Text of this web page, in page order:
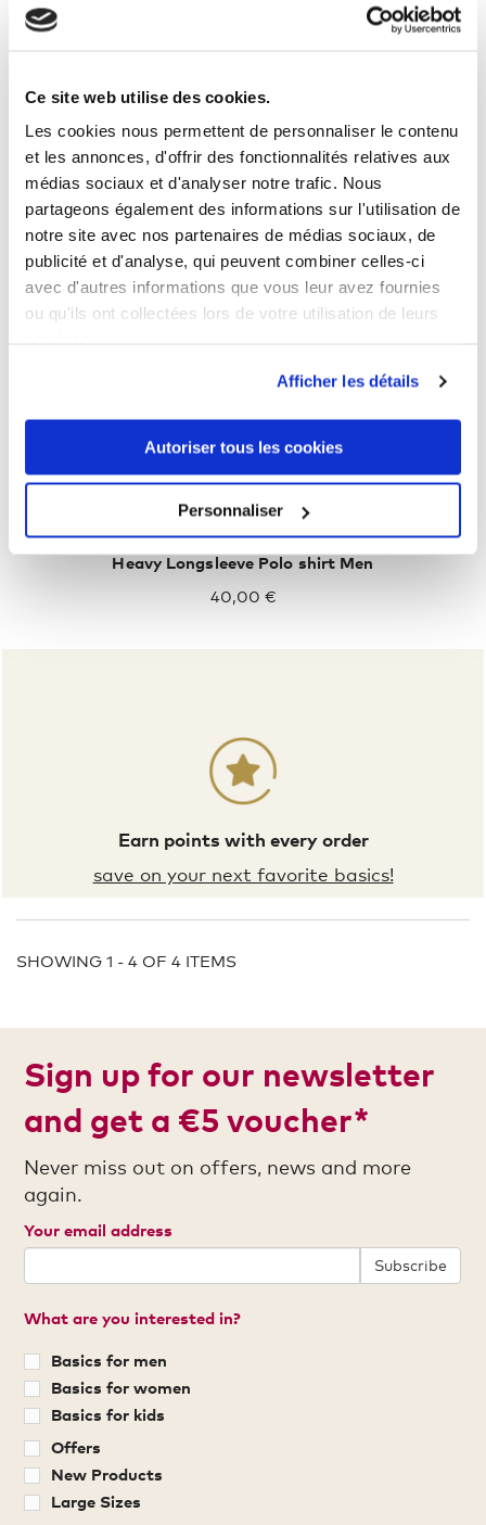
Ce site web utilise des cookies.
Les cookies nous permettent de personnaliser le contenu
et les annonces, d'offrir des fonctionnalités relatives aux
médias sociaux et d'analyser notre trafic. Nous
partageons également des informations sur l'utilisation de
notre site avec nos partenaires de médias sociaux, de
publicité et d'analyse, qui peuvent combiner celles-ci
avec d'autres informations que vous leur avez fournies
ou qu'ils ont collectées lors de votre utilisation de leurs
Afficher les détails
Autoriser tous les cookies
Personnaliser
Heavy Longsleeve Polo shirt Men
40,00 €
Earn points with every order
save on your next favorite basics!
SHOWING 1 - 4 OF 4 ITEMS
Sign up for our newsletter
and get a €5 voucher*
Never miss out on offers, news and more
again.
Your email address
Subscribe
What are you interested in?
Basics for men
Basics for women
Basics for kids
Offers
New Products
Large Sizes